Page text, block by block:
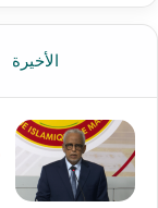
الأخيرة